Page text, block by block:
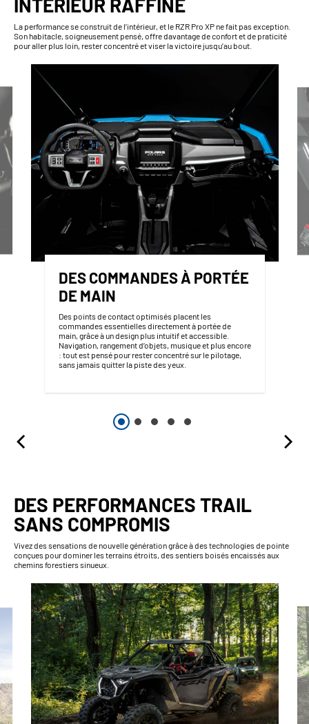
INTÉRIEUR RAFFINÉ
La performance se construit de l’intérieur, et le RZR Pro XP ne fait pas exception.
Son habitacle, soigneusement pensé, offre davantage de confort et de praticité
pour aller plus loin, rester concentré et viser la victoire jusqu’au bout.
DES COMMANDES À PORTÉE
DE MAIN
Des points de contact optimisés placent les
commandes essentielles directement à portée de
main, grâce à un design plus intuitif et accessible.
Navigation, rangement d’objets, musique et plus encore
: tout est pensé pour rester concentré sur le pilotage,
sans jamais quitter la piste des yeux.
DES PERFORMANCES TRAIL
SANS COMPROMIS
Vivez des sensations de nouvelle génération grâce à des technologies de pointe
conçues pour dominer les terrains étroits, des sentiers boisés encaissés aux
chemins forestiers sinueux.